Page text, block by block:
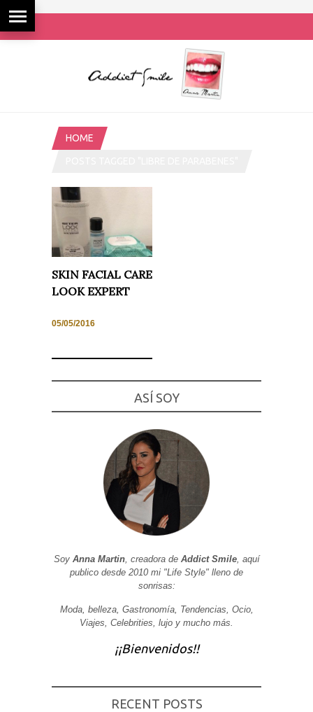
HOME
SKIN FACIAL CARE
LOOK EXPERT
05/05/2016
ASÍ SOY
Soy Anna Martin, creadora de Addict Smile, aquí
publico desde 2010 mi "Life Style" lleno de
sonrisas:
Moda, belleza, Gastronomía, Tendencias, Ocio,
Viajes, Celebrities, lujo y mucho más.
¡¡Bienvenidos!!
RECENT POSTS
Estadísticas
y estructura
de la web, en
base a cómo
mejor posible